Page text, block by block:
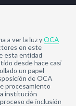
a ver la luz yOCA
en este
esta entidad
desde hace casi
un papel
de OCA
procesamiento
institución
de inclusión